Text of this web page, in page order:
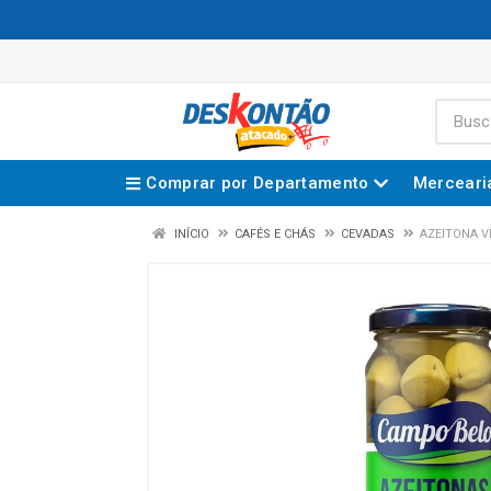
Comprar por Departamento
INÍCIO CAFÉS E CHÁS CEVADAS AZEITONA